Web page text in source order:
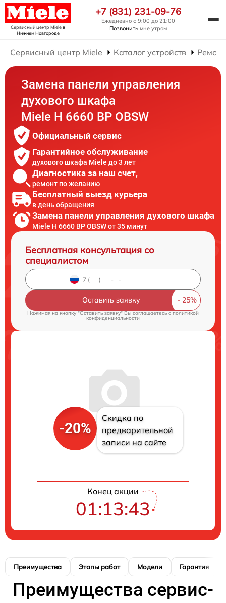
Сервисный центр Mieleв
Нижнем Новгороде
+7 (831) 231-09-76
Ежедневно с 9:00 до 21:00
Позвонить мне утром
Сервисный центр Miele Каталог устройств
Замена панели управления
духового шкафа
Miele H 6660 BP OBSW
Официальный сервис
Гарантийное обслуживание
духового шкафа Miele до 3 лет
Диагностика за наш счет,
ремонт по желанию
Бесплатный выезд курьера
в день обращения
Замена панели управления духового шкафа
Miele H 6660 BP OBSW от 35 минут
Бесплатная консультация со
специалистом
Оставить заявку
Нажимая на кнопку "Оставить заявку" Вы соглашаетесь cполитикой
конфиденциальности
-20%
Скидка по
предварительной
записи на сайте
Конец акции
01:13:42
Преимущества Этапы работ Модели Гарантия
Преимущества сервис-